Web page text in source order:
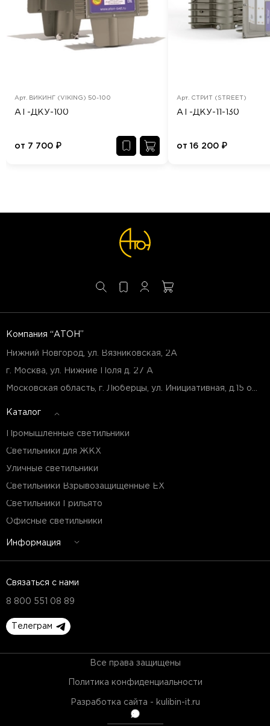
Арт. ВИКИНГ (VIKING) 50-100
АТ-ДКУ-100
от 7 700 ₽
Арт. СТРИТ (STREET)
АТ-ДКУ-11-130
от 16 200 ₽
Компания “АТОН”
Нижний Новгород, ул. Вязниковская, 2А
г. Москва, ул. Нижние Поля д. 27 А
Каталог
Промышленные светильники
Светильники для ЖКХ
Уличные светильники
Светильники Взрывозащищенные EX
Светильники Грильято
Офисные светильники
Информация
Связаться с нами
8 800 551 08 89
Телеграм
Все права защищены
Политика конфиденциальности
Разработка сайта - kulibin-it.ru